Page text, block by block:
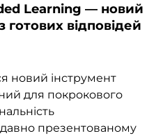
Learning — новий
відповідей
новий інструмент
для покрокового
презентованому